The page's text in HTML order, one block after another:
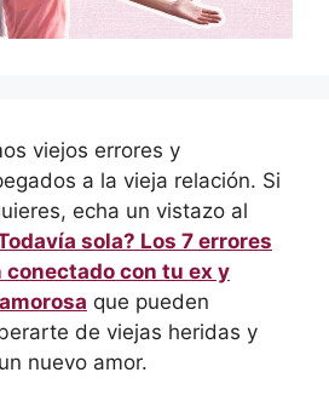
viejos errores y
a la vieja relación. Si
echa un vistazo al
sola? Los 7 errores
con tu ex y
que pueden
de viejas heridas y
nuevo amor.